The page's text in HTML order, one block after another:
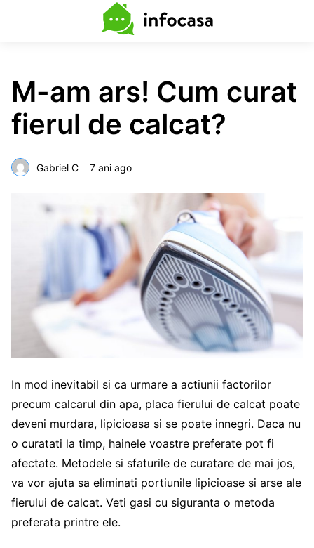
M-am ars! Cum curat
fierul de calcat?
Gabriel C 7 ani ago
In mod inevitabil si ca urmare a actiunii factorilor
precum calcarul din apa, placa fierului de calcat poate
deveni murdara, lipicioasa si se poate innegri. Daca nu
o curatati la timp, hainele voastre preferate pot fi
afectate. Metodele si sfaturile de curatare de mai jos,
va vor ajuta sa eliminati portiunile lipicioase si arse ale
fierului de calcat. Veti gasi cu siguranta o metoda
preferata printre ele.